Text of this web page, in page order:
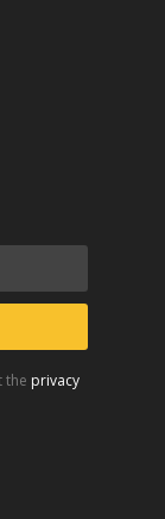
the privacy